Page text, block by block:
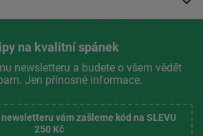
na kvalitní spánek
newsletteru a budete o všem vědět
Jen přínosné informace.
vám zašleme kód na SLEVU
250 Kč